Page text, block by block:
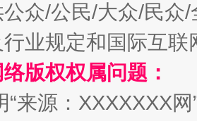
公众/公民/大众/民
业规定和国际互
版权权属问题：
“来源：XXXXXXX